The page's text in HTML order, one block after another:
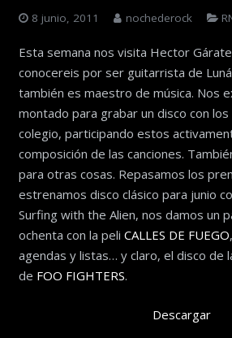
8 junio, 2011 nochederock
Esta semana nos visita Hector
conocereis por ser guitarrista de
también es maestro de música. Nos
montado para grabar un disco con los
colegio, participando estos
composición de las canciones.
para otras cosas. Repasamos los
estrenamos disco clásico para junio
Surfing with the Alien, nos damos un
ochenta con la peli CALLES DE FUEGO
agendas y listas… y claro, el disco de
de FOO FIGHTERS.
Descargar